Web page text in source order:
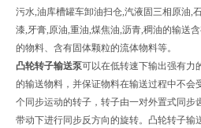
污水,油库槽罐车卸油扫仓,汽液固三相原油,
漆,牙膏,原油,重油,煤焦油,沥青,稠油的输送
的物料、含有固体颗粒的流体物料等。
凸轮转子输送泵可以在低转速下输出强有力
的输送物料，并保证物料在输送过程中不会
个同步运动的转子，转子由一对外置式同步
带动下进行同步反方向的旋转。凸轮转子输